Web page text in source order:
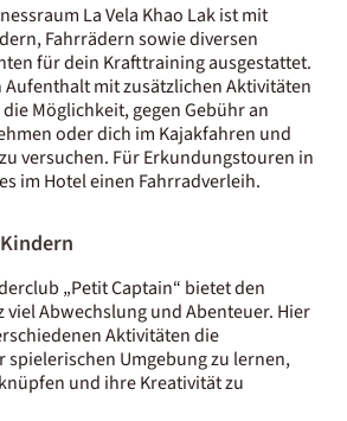
La Vela Khao Lak ist mit
Fahrrädern sowie diversen
für dein Krafttraining ausgestattet.
Aufenthalt mit zusätzlichen Aktivitäten
Möglichkeit, gegen Gebühr an
oder dich im Kajakfahren und
versuchen. Für Erkundungstouren in
im Hotel einen Fahrradverleih.
„Petit Captain“ bietet den
viel Abwechslung und Abenteuer. Hier
Aktivitäten die
spielerischen Umgebung zu lernen,
und ihre Kreativität zu